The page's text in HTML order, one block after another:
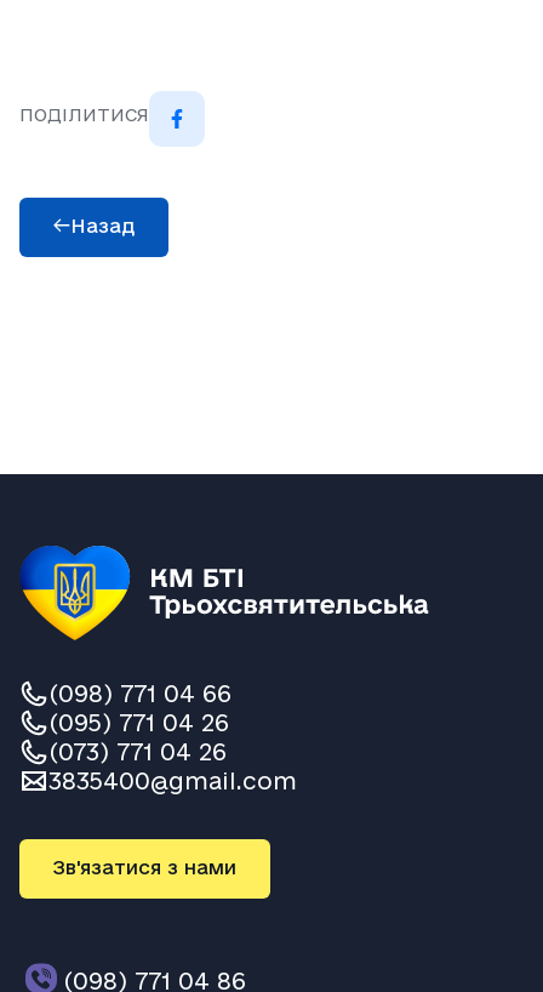
ПОДІЛИТИСЯ
Назад
(098) 771 04 66
(095) 771 04 26
(073) 771 04 26
3835400@gmail.com
Зв'язатися з нами
(098) 771 04 86